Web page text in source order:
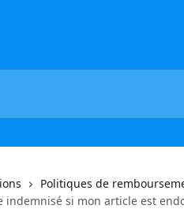
Politiques de
indemnisé si mon article est